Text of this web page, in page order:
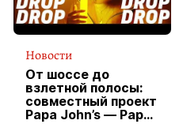
Новости
От шоссе до
взлетной полосы:
совместный проект
Papa John’s — Papa